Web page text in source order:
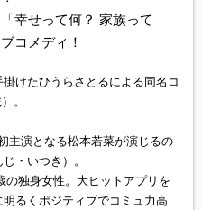
幸せって何？ 家族って
コメディ！
けたひうらさとるによる同名コ
。
主演となる松本若菜が演じるの
・いつき）。
独身女性。大ヒットアプリを
るくポジティブでコミュ力高